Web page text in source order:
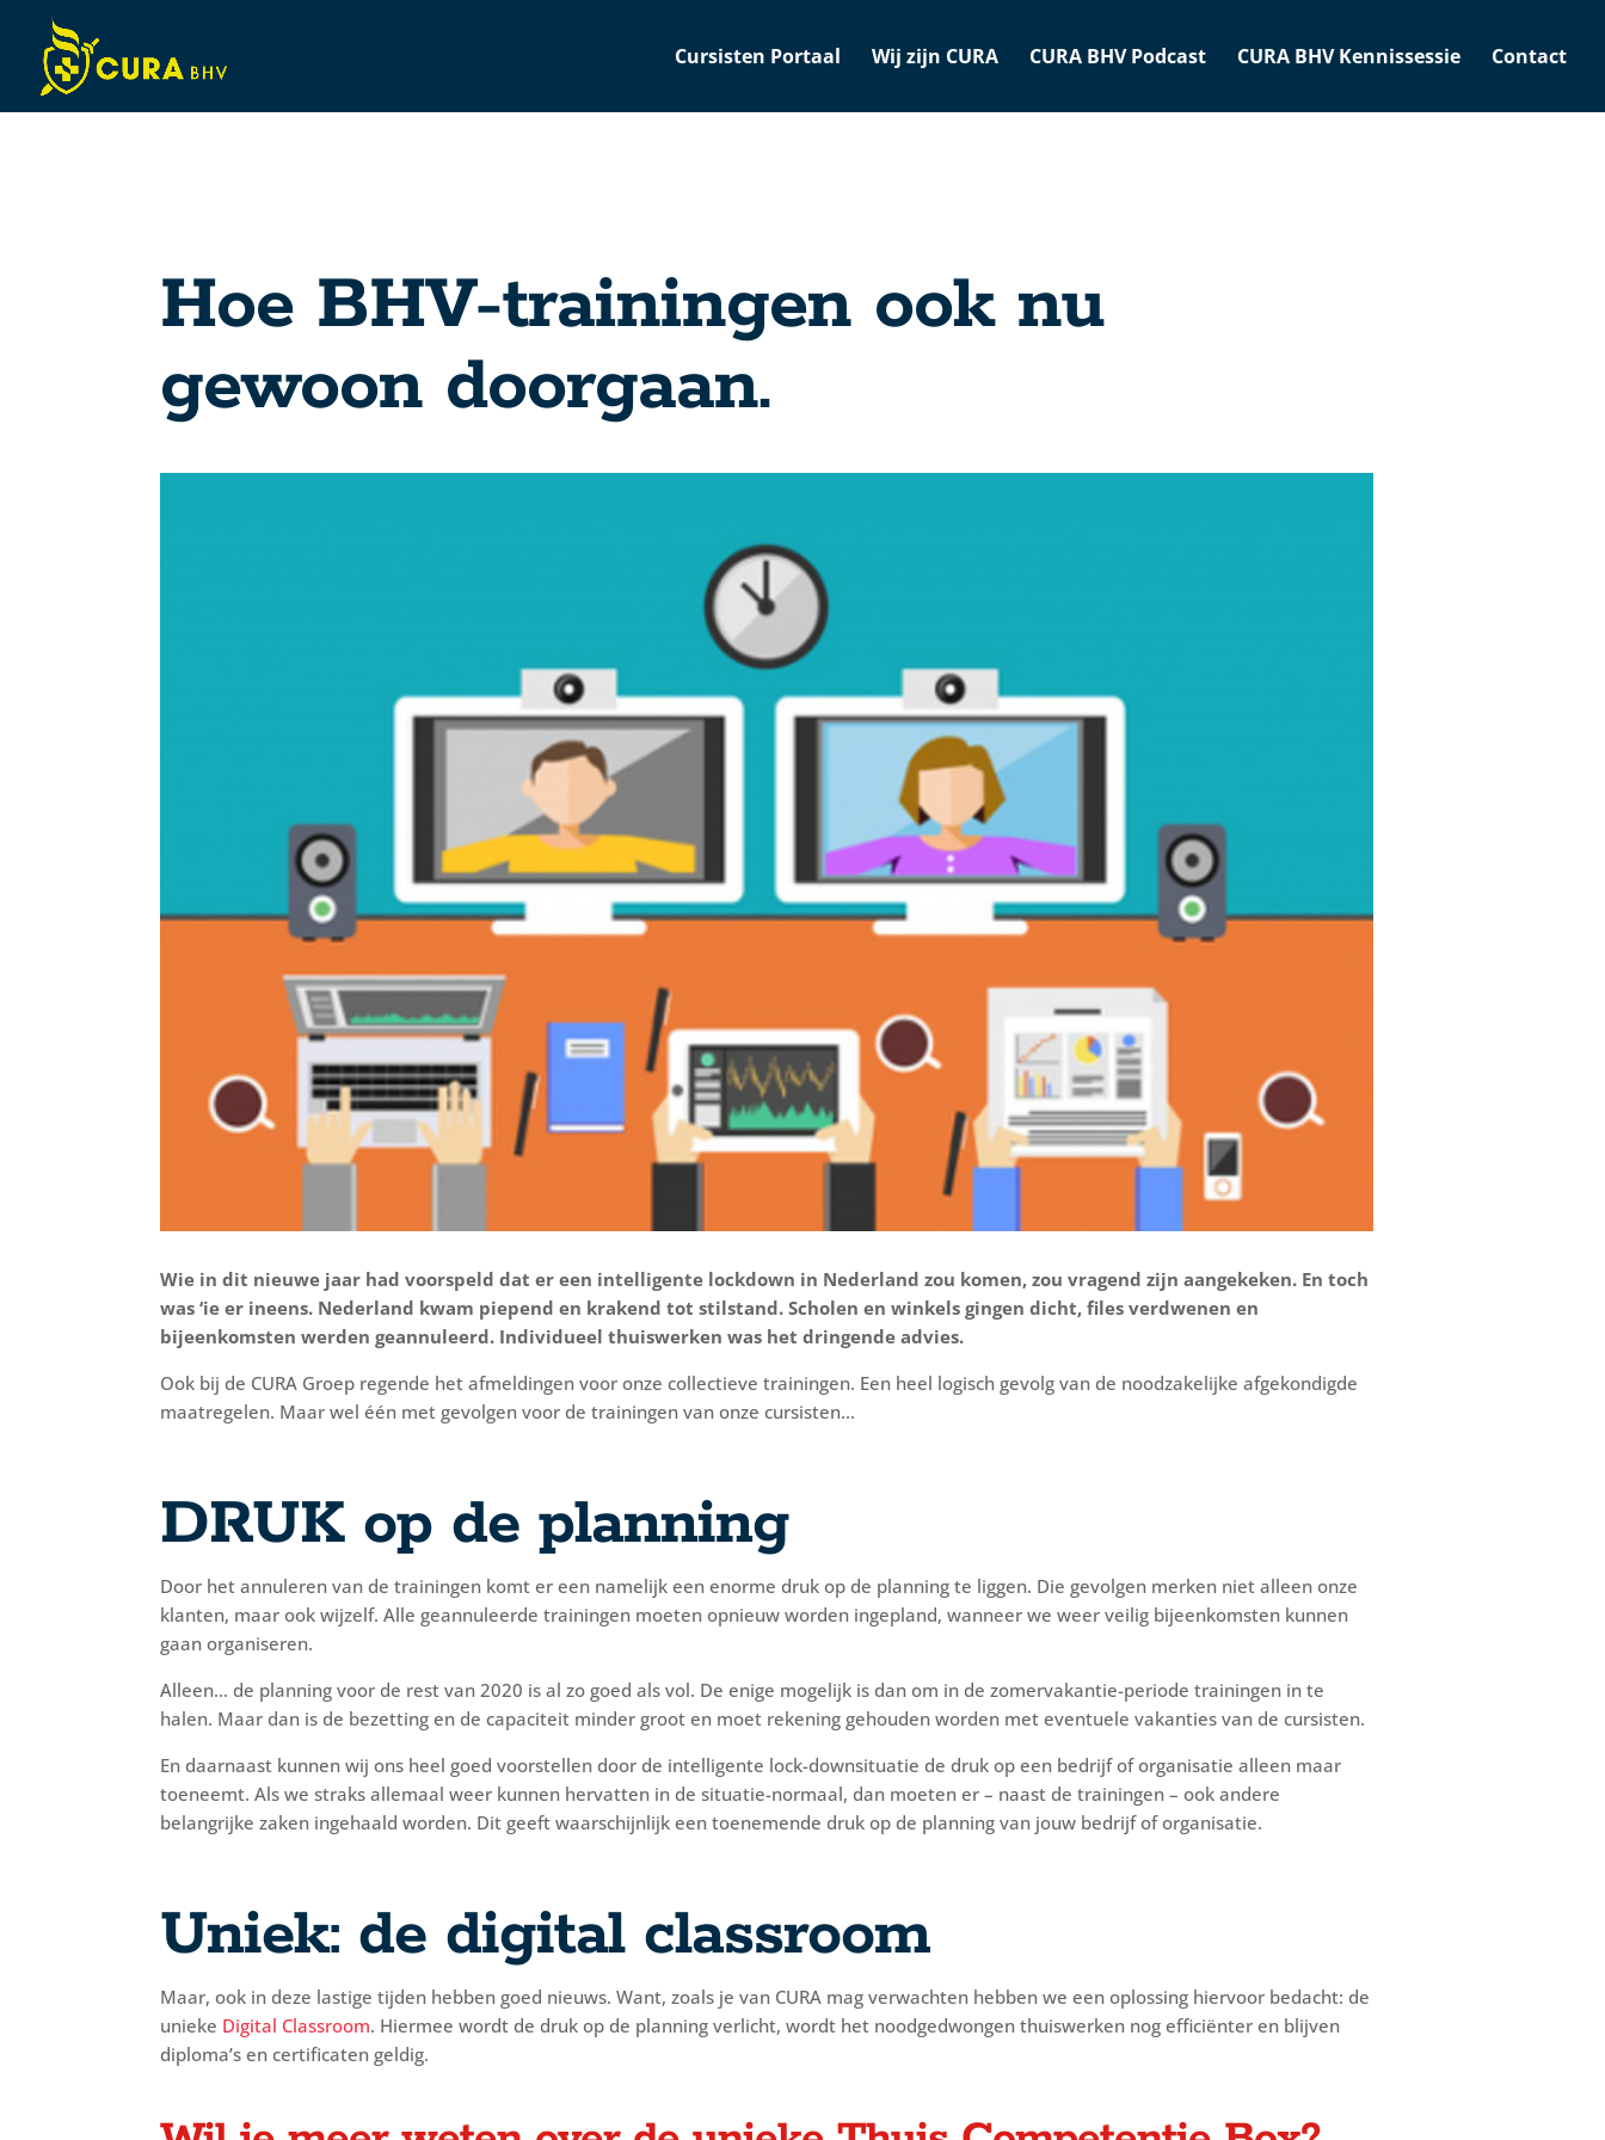
Cursisten Portaal Wij zijn CURA CURA BHV Podcast CURA BHV Kennissessie Contact
Hoe BHV-trainingen ook nu
gewoon doorgaan.
Wie in dit nieuwe jaar had voorspeld dat er een intelligente lockdown in Nederland zou komen, zou vragend zijn aangekeken. En toch
was ‘ie er ineens. Nederland kwam piepend en krakend tot stilstand. Scholen en winkels gingen dicht, files verdwenen en
bijeenkomsten werden geannuleerd. Individueel thuiswerken was het dringende advies.
Ook bij de CURA Groep regende het afmeldingen voor onze collectieve trainingen. Een heel logisch gevolg van de noodzakelijke afgekondigde
maatregelen. Maar wel één met gevolgen voor de trainingen van onze cursisten…
DRUK op de planning
Door het annuleren van de trainingen komt er een namelijk een enorme druk op de planning te liggen. Die gevolgen merken niet alleen onze
klanten, maar ook wijzelf. Alle geannuleerde trainingen moeten opnieuw worden ingepland, wanneer we weer veilig bijeenkomsten kunnen
gaan organiseren.
Alleen… de planning voor de rest van 2020 is al zo goed als vol. De enige mogelijk is dan om in de zomervakantie-periode trainingen in te
halen. Maar dan is de bezetting en de capaciteit minder groot en moet rekening gehouden worden met eventuele vakanties van de cursisten.
En daarnaast kunnen wij ons heel goed voorstellen door de intelligente lock-downsituatie de druk op een bedrijf of organisatie alleen maar
toeneemt. Als we straks allemaal weer kunnen hervatten in de situatie-normaal, dan moeten er – naast de trainingen – ook andere
belangrijke zaken ingehaald worden. Dit geeft waarschijnlijk een toenemende druk op de planning van jouw bedrijf of organisatie.
Uniek: de digital classroom
Maar, ook in deze lastige tijden hebben goed nieuws. Want, zoals je van CURA mag verwachten hebben we een oplossing hiervoor bedacht: de
unieke Digital Classroom. Hiermee wordt de druk op de planning verlicht, wordt het noodgedwongen thuiswerken nog efficiënter en blijven
diploma’s en certificaten geldig.
CURA Assistant
Active